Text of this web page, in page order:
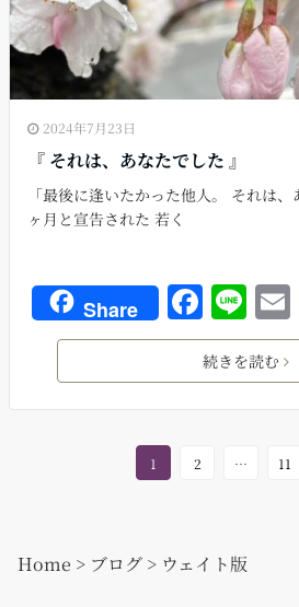
2024年7月23日
『 それは、あなたでした 』
「最後に逢いたかった他人。 それは
ヶ月と宣告された 若く
Share F
a
c
e
k
Li
n
e
続きを読む
1 2 … 11
Home > ブログ > ウェイト版